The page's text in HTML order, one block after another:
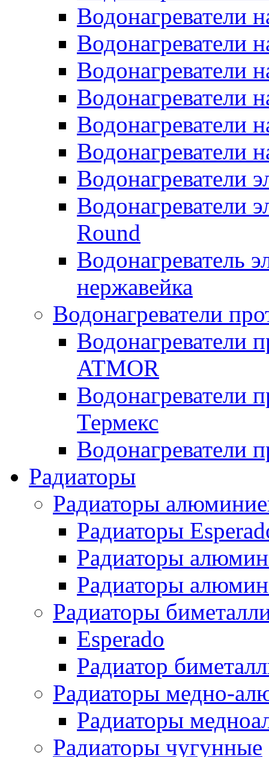
Водонагреватели
Водонагреватели
Водонагреватели
Водонагреватели
Водонагреватели
Водонагреватели
Водонагреватели
Водонагреватели
Round
Водонагреватель
нержавейка
Водонагреватели
Водонагреватели
ATMOR
Водонагреватели
Термекс
Водонагреватели
Радиаторы
Радиаторы
Радиаторы
Радиаторы
Радиаторы
Радиаторы
Esperado
Радиатор
Радиаторы медно-
Радиаторы
Радиаторы чугунные